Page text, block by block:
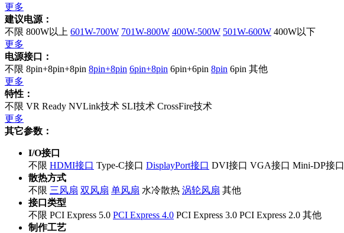
更多
建议电源：
不限 800W以上 601W-700W 701W-800W 400W-500W 501W-600W 400W以下
更多
电源接口：
不限 8pin+8pin+8pin 8pin+8pin 6pin+8pin 6pin+6pin 8pin 6pin 其他
更多
特性：
不限 VR Ready NVLink技术 SLI技术 CrossFire技术
更多
其它参数：
I/O接口
不限 HDMI接口 Type-C接口 DisplayPort接口 DVI接口 VGA接口 Mini-DP接口
散热方式
不限 三风扇 双风扇 单风扇 水冷散热 涡轮风扇 其他
接口类型
不限 PCI Express 5.0 PCI Express 4.0 PCI Express 3.0 PCI Express 2.0 其他
制作工艺